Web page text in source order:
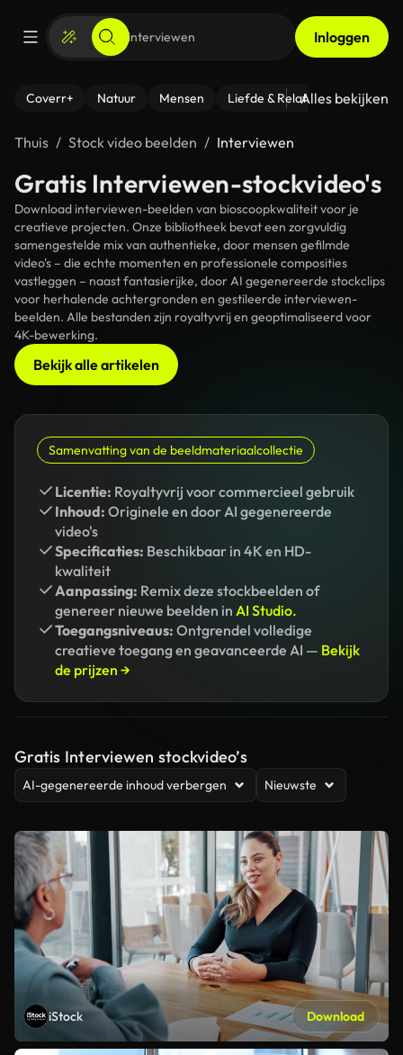
Inloggen
Coverr+ Natuur Mensen Liefde & Relaties - Fitness
Alles bekijken
Thuis Stock video beelden Interviewen
Gratis Interviewen-stockvideo's
Download interviewen-beelden van bioscoopkwaliteit voor je
creatieve projecten. Onze bibliotheek bevat een zorgvuldig
samengestelde mix van authentieke, door mensen gefilmde
video's – die echte momenten en professionele composities
vastleggen – naast fantasierijke, door AI gegenereerde stockclips
voor herhalende achtergronden en gestileerde interviewen-
beelden. Alle bestanden zijn royaltyvrij en geoptimaliseerd voor
4K-bewerking.
Bekijk alle artikelen
Samenvatting van de beeldmateriaalcollectie
Licentie: Royaltyvrij voor commercieel gebruik
Inhoud: Originele en door AI gegenereerde
video's
Specificaties: Beschikbaar in 4K en HD-
kwaliteit
Aanpassing: Remix deze stockbeelden of
genereer nieuwe beelden in AI Studio.
Toegangsniveaus: Ontgrendel volledige
creatieve toegang en geavanceerde AI — Bekijk
de prijzen →
Gratis Interviewen stockvideo’s
AI-gegenereerde inhoud verbergen Nieuwste
iStock Download